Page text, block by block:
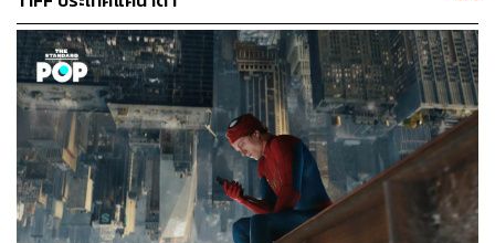
ด้าน ออกแบบ ได้เผยถึงความท้าทายในฐานะนักแสดงนำครั้ง
นี้ว่า “เป็นครั้งแรกที่ต้องพลิกบทบาทมาเข้าครัวจับกระทะและ
ทำอาหารอย่างจริงจัง
เป็นภาพยนตร์ที่ ‘กลม’ และ
เชื่อว่าคนดูจะรู้สึกร่วมไปได้กับตัวภาพยนตร์ ซึ่งสำหรับตัว
ออกแบบเอง ตอนที่อ่านบทไดอะล็อกต่างๆ ก็รู้สึกสนุกมากจน
อยากให้เปิดกล้องไวๆ จนพอได้มาลงสนามแสดงจริงใน
ภาพยนตร์เรื่องนี้ ก็ยิ่งเหมือนเป็นการตอกย้ำความรู้สึกว่า
ภาพยนตร์เรื่องนี้เจ๋งจริงๆ ค่ะ”